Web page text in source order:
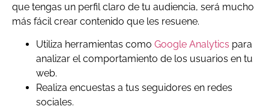
que tengas un perfil claro de tu audiencia, será mucho
más fácil crear contenido que les resuene.
Utiliza herramientas como Google Analytics para
analizar el comportamiento de los usuarios en tu
web.
Realiza encuestas a tus seguidores en redes
sociales.